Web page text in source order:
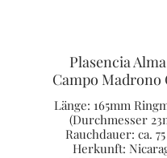
Plasencia
Campo Madrono
Länge: 165mm
(Durchmesser
Rauchdauer: ca.
Herkunft: